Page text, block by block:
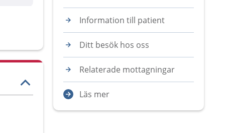
Information till patient
Ditt besök hos oss
Relaterade mottagningar
Läs mer